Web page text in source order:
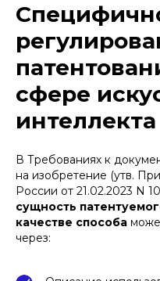
сфере
интеллекта
В Требованиях к
на изобретение (утв.
России от 21.02.2023 N
сущность
качестве способа
через: